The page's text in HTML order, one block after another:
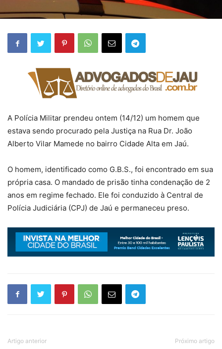
A Polícia Militar prendeu ontem (14/12) um homem que
estava sendo procurado pela Justiça na Rua Dr. João
Alberto Vilar Mamede no bairro Cidade Alta em Jaú.
O homem, identificado como G.B.S., foi encontrado em sua
própria casa. O mandado de prisão tinha condenação de 2
anos em regime fechado. Ele foi conduzido à Central de
Polícia Judiciária (CPJ) de Jaú e permaneceu preso.
Artigo anterior Próximo artigo